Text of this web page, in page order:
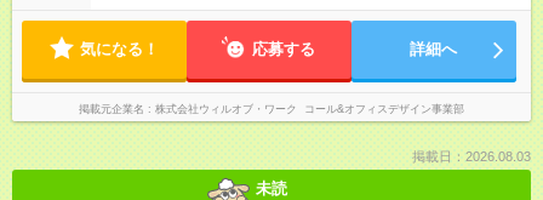
気になる！ 応募する 詳細へ
掲載元企業名 株式会社ウィルオブ・ワーク コール&オフィスデザイン事業部
掲載日：2026.08.03
未読